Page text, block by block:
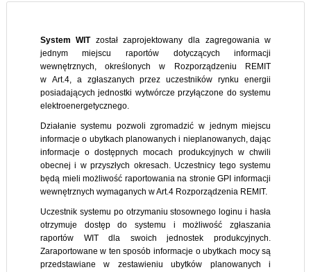
System WITzostał zaprojektowany dla zagregowania w
jednym miejscu raportów dotyczących informacji
wewnętrznych, określonych w Rozporządzeniu REMIT
w Art.4, a zgłaszanych przez uczestników rynku energii
posiadających jednostki wytwórcze przyłączone do systemu
elektroenergetycznego.
Działanie systemu pozwoli zgromadzić w jednym miejscu
informacje o ubytkach planowanych i nieplanowanych, dając
informacje o dostępnych mocach produkcyjnych w chwili
obecnej i w przyszłych okresach. Uczestnicy tego systemu
będą mieli możliwość raportowania na stronie GPI informacji
wewnętrznych wymaganych w Art.4 Rozporządzenia REMIT.
Uczestnik systemu po otrzymaniu stosownego loginu i hasła
otrzymuje dostęp do systemu i możliwość zgłaszania
raportów WIT dla swoich jednostek produkcyjnych.
Zaraportowane w ten sposób informacje o ubytkach mocy są
przedstawiane w zestawieniu ubytków planowanych i